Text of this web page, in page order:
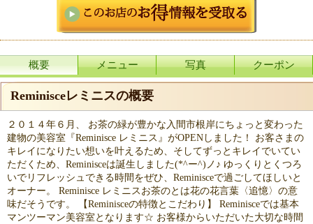
概要 メニュー 写真 クーポン
Reminisceレミニスの概要
２０１４年６月、 お茶の緑が豊かな入間市根岸にちょっと変わった
建物の美容室『Reminisce レミニス』がOPENしました！ お客さまの
キレイになりたい想いを叶えるため、そしてずっとキレイでいてい
ただくため、Reminisceは誕生しました(*^ー^)ノ♪ ゆっくりとくつろ
いでリフレッシュできる時間をぜひ、Reminisceで過ごしてほしいと
オーナー。 Reminisce レミニスお茶のとは花の花言葉〈追憶〉の意
味だそうです。 【Reminisceの特徴とこだわり】 Reminisceでは基本
マンツーマン美容室となります☆ お客様からいただいた大切な時間